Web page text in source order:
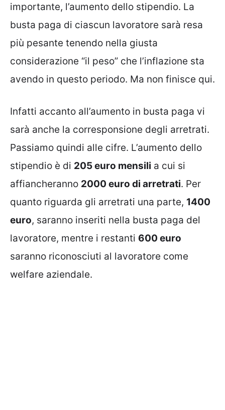
importante, l’aumento dello stipendio. La
busta paga di ciascun lavoratore sarà resa
più pesante tenendo nella giusta
considerazione “il peso” che l’inflazione sta
avendo in questo periodo. Ma non finisce qui.
Infatti accanto all’aumento in busta paga vi
sarà anche la corresponsione degli arretrati.
Passiamo quindi alle cifre. L’aumento dello
stipendio è di 205 euro mensili a cui si
affiancheranno 2000 euro di arretrati. Per
quanto riguarda gli arretrati una parte, 1400
euro, saranno inseriti nella busta paga del
lavoratore, mentre i restanti 600 euro
saranno riconosciuti al lavoratore come
welfare aziendale.